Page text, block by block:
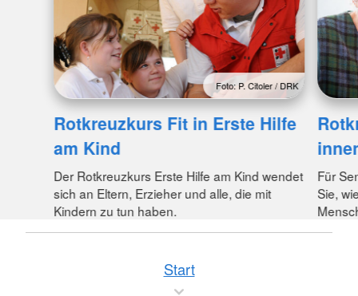
Foto: P. Citoler / DRK
Rotkreuzkurs Fit in Erste Hilfe
am Kind
Der Rotkreuzkurs Erste Hilfe am Kind wendet
sich an Eltern, Erzieher und alle, die mit
Kindern zu tun haben.
Für
Sie,
Start